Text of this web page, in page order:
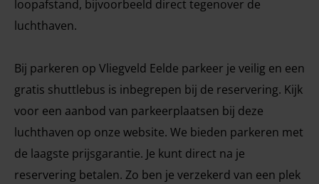
loopafstand, bijvoorbeeld direct tegenover de
luchthaven.
Bij parkeren op Vliegveld Eelde parkeer je veilig en een
gratis shuttlebus is inbegrepen bij de reservering. Kijk
voor een aanbod van parkeerplaatsen bij deze
luchthaven op onze website. We bieden parkeren met
de laagste prijsgarantie. Je kunt direct na je
reservering betalen. Zo ben je verzekerd van een plek